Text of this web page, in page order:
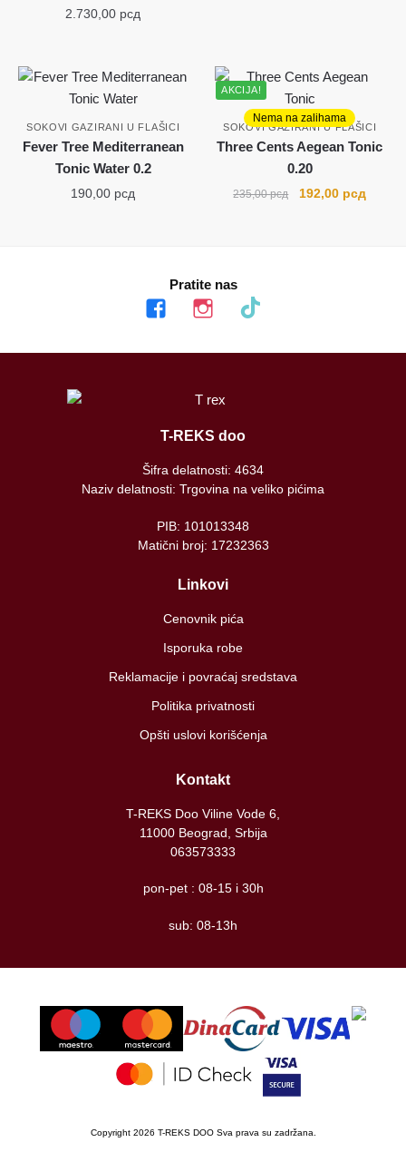
2.730,00 рсд
SOKOVI GAZIRANI U FLAŠICI
Fever Tree Mediterranean
Tonic Water 0.2
190,00 рсд
Nema na zalihama
AKCIJA!
SOKOVI GAZIRANI U FLAŠICI
Three Cents Aegean Tonic
0.20
235,00рсд
Originalna
192,00 рсд
Pratite nas
facebook instagram tiktok
T-REKS doo
Šifra delatnosti: 4634
Naziv delatnosti: Trgovina na veliko pićima
PIB: 101013348
Matični broj: 17232363
Linkovi
Cenovnik pića
Isporuka robe
Reklamacije i povraćaj sredstava
Politika privatnosti
Opšti uslovi korišćenja
Kontakt
T-REKS Doo Viline Vode 6,
11000 Beograd, Srbija
063573333
pon-pet : 08-15 i 30h
sub: 08-13h
Copyright 2026 T-REKS DOO Sva prava su zadržana.